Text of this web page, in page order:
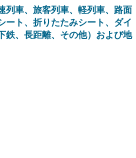
列車、旅客列車、軽列車、路面
ート、折りたたみシート、ダイ
鉄、長距離、その他）および地